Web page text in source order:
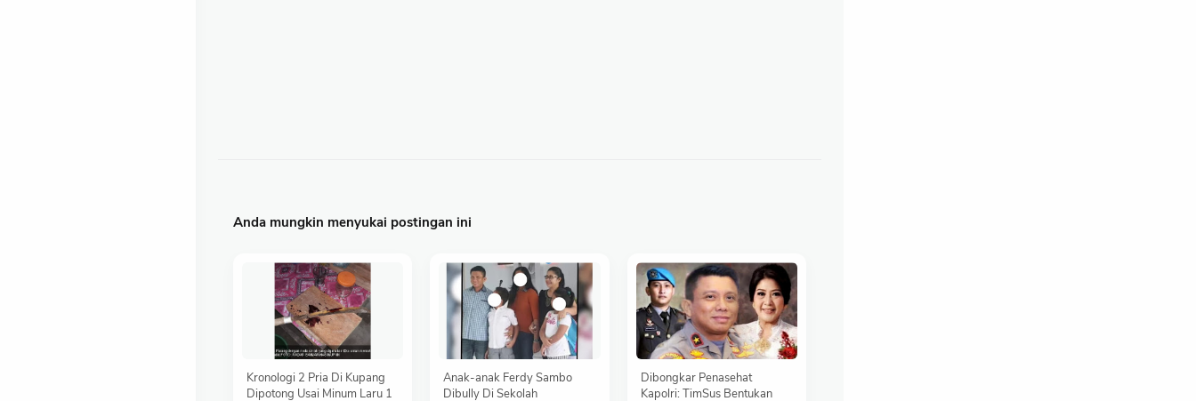
Anda mungkin menyukai postingan ini
Kronologi 2 Pria Di Kupang
Dipotong Usai Minum Laru 1
Anak-anak Ferdy Sambo
Dibully Di Sekolah
Dibongkar Penasehat
Kapolri: TimSus Bentukan